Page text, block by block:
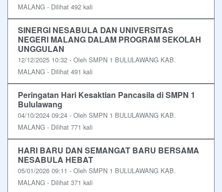
MALANG - Dilihat 492 kali
SINERGI NESABULA DAN UNIVERSITAS
NEGERI MALANG DALAM PROGRAM SEKOLAH
UNGGULAN
12/12/2025 10:32 - Oleh SMPN 1 BULULAWANG KAB.
MALANG - Dilihat 491 kali
Peringatan Hari Kesaktian Pancasila di SMPN 1
Bululawang
04/10/2024 09:24 - Oleh SMPN 1 BULULAWANG KAB.
MALANG - Dilihat 771 kali
HARI BARU DAN SEMANGAT BARU BERSAMA
NESABULA HEBAT
05/01/2026 09:11 - Oleh SMPN 1 BULULAWANG KAB.
MALANG - Dilihat 371 kali